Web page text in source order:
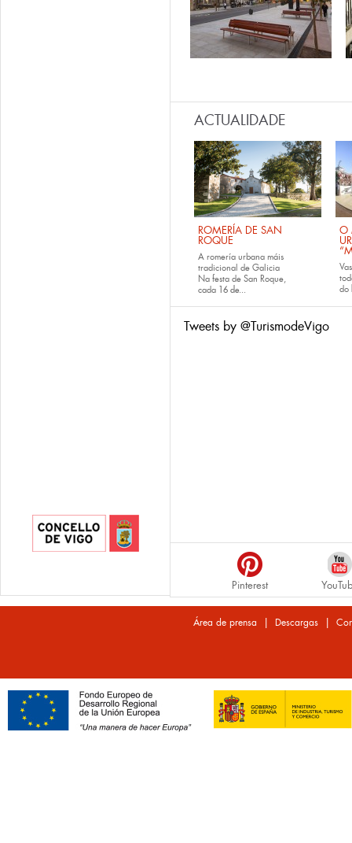
ACTUALIDADE
ROMERÍA DE SAN
ROQUE
A romería urbana máis
tradicional de Galicia
Na festa de San Roque,
cada 16 de...
O
do
Tweets by @TurismodeVigo
Pinterest
Área de prensa | Descargas |